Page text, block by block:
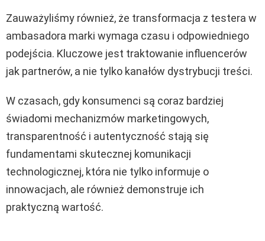
Zauważyliśmy również, że transformacja z testera w
ambasadora marki wymaga czasu i odpowiedniego
podejścia. Kluczowe jest traktowanie influencerów
jak partnerów, a nie tylko kanałów dystrybucji treści.
W czasach, gdy konsumenci są coraz bardziej
świadomi mechanizmów marketingowych,
transparentność i autentyczność stają się
fundamentami skutecznej komunikacji
technologicznej, która nie tylko informuje o
innowacjach, ale również demonstruje ich
praktyczną wartość.